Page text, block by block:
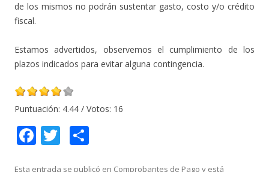
de los mismos no podrán sustentar gasto, costo y/o crédito
fiscal.
Estamos advertidos, observemos el cumplimiento de los
plazos indicados para evitar alguna contingencia.
Puntuación: 4.44 / Votos: 16
F T
Esta entrada se publicó en Comprobantes de Pago y está